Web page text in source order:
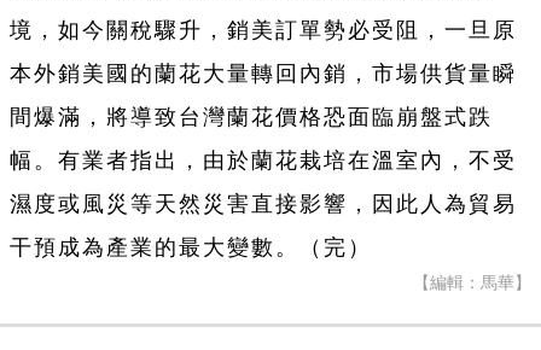
境，如今關稅驟升，銷美訂單勢必受阻，一旦原
本外銷美國的蘭花大量轉回內銷，市場供貨量瞬
間爆滿，將導致台灣蘭花價格恐面臨崩盤式跌
幅。有業者指出，由於蘭花栽培在溫室內，不受
濕度或風災等天然災害直接影響，因此人為貿易
干預成為產業的最大變數。（完）
【編輯：馬華】